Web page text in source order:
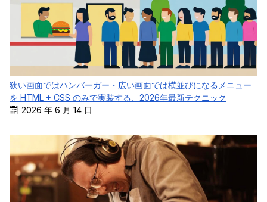
狭い画面ではハンバーガー・広い画面では横並びになるメニュー
を HTML + CSS のみで実装する、2026年最新テクニック
2026 年 6 月 14 日